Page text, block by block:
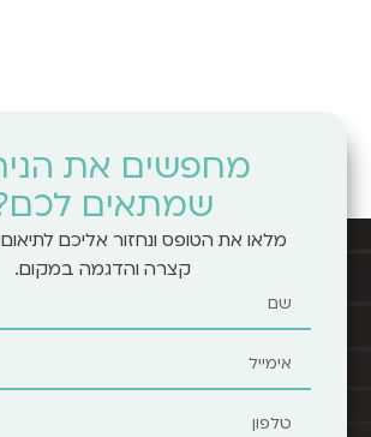
מחפשים את
שמתאים
מלאו את הטופס ונחזור אליכם לתיאום
קצרה והדגמה במקום.